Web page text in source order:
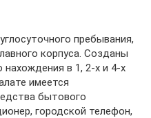
пребывания,
корпуса. Созданы
в 1, 2-х и 4-х
имеется
бытового
городской телефон,